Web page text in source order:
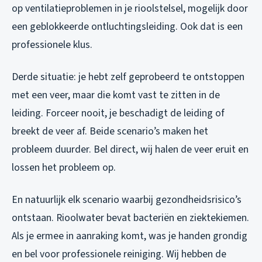
op ventilatieproblemen in je rioolstelsel, mogelijk door
een geblokkeerde ontluchtingsleiding. Ook dat is een
professionele klus.
Derde situatie: je hebt zelf geprobeerd te ontstoppen
met een veer, maar die komt vast te zitten in de
leiding. Forceer nooit, je beschadigt de leiding of
breekt de veer af. Beide scenario’s maken het
probleem duurder. Bel direct, wij halen de veer eruit en
lossen het probleem op.
En natuurlijk elk scenario waarbij gezondheidsrisico’s
ontstaan. Rioolwater bevat bacteriën en ziektekiemen.
Als je ermee in aanraking komt, was je handen grondig
en bel voor professionele reiniging. Wij hebben de